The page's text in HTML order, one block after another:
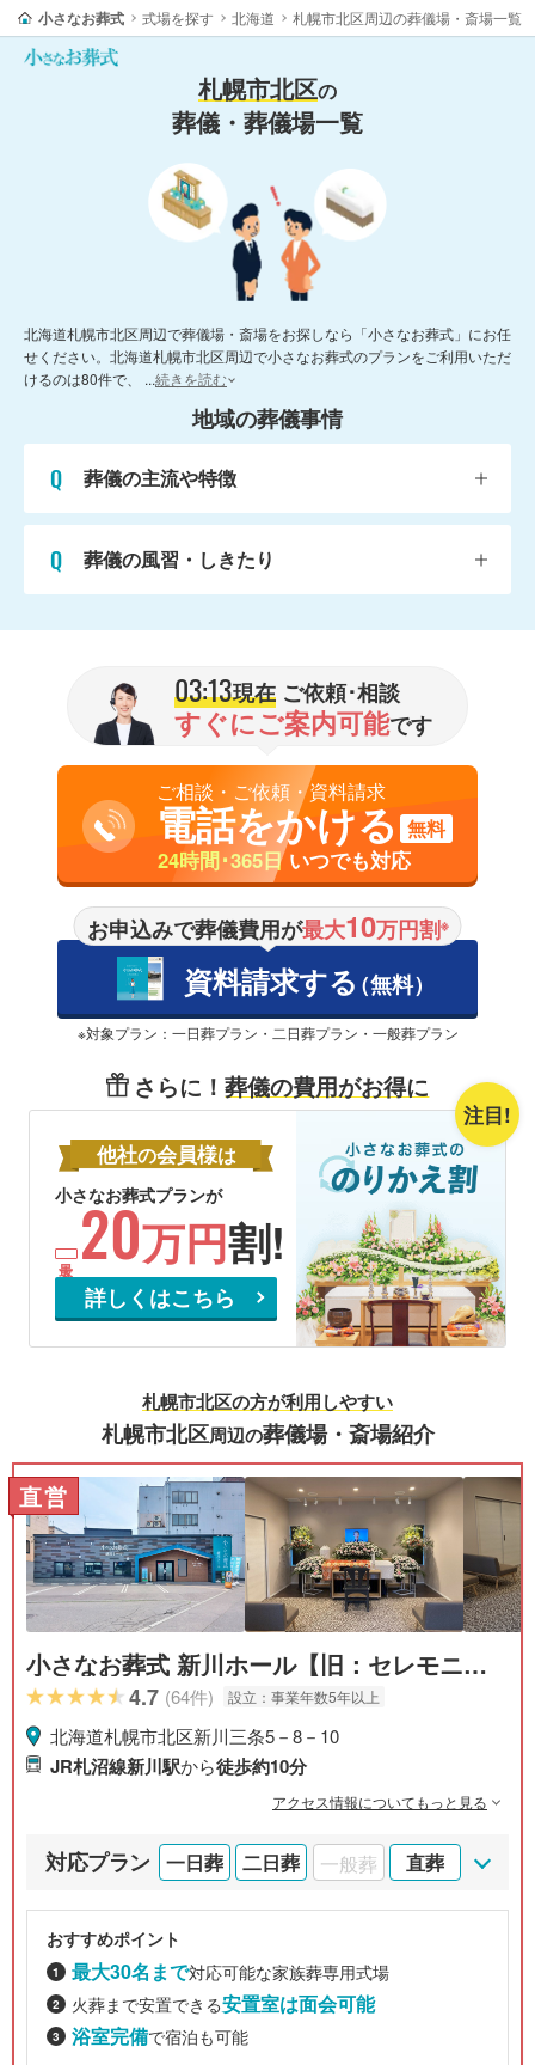
小さなお葬式 式場を探す 北海道 札幌市北区周辺の葬儀場・斎場一覧
札幌市北区の
葬儀・葬儀場一覧
北海道札幌市北区周辺で葬儀場・斎場をお探しなら「小さなお葬式」にお任
せください。北海道札幌市北区周辺で小さなお葬式のプランをご利用いただ
けるのは80件で、 ...続きを読む
地域の葬儀事情
葬儀の主流や特徴
葬儀の風習・しきたり
03:13現在ご依頼･相談
すぐにご案内可能です
ご相談・ご依頼・資料請求
電話をかける 無料
24時間･365日いつでも対応
お申込みで葬儀費用が最大10万円割※
資料請求する（無料）
※対象プラン：一日葬プラン・二日葬プラン・一般葬プラン
さらに！葬儀の費用がお得に
注目!
他社の会員様は
小さなお葬式プランが
20万円割!
詳しくはこちら
札幌市北区の方が利用しやすい
札幌市北区周辺の葬儀場・斎場紹介
直営
小さなお葬式 新川ホール【旧：セレモニー
ハウス北区新川】
4.7 (64件) 設立： 事業年数5年以上
北海道札幌市北区新川三条5－8－10
JR札沼線新川駅から徒歩約10分
アクセス情報についてもっと見る
対応プラン 一日葬 二日葬 一般葬 直葬
おすすめポイント
最大30名まで対応可能な家族葬専用式場
火葬まで安置できる安置室は面会可能
浴室完備で宿泊も可能